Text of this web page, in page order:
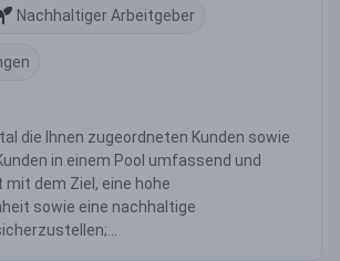
Nachhaltiger Arbeitgeber
die Ihnen zugeordneten Kunden sowie
in einem Pool umfassend und
dem Ziel, eine hohe
sowie eine nachhaltige